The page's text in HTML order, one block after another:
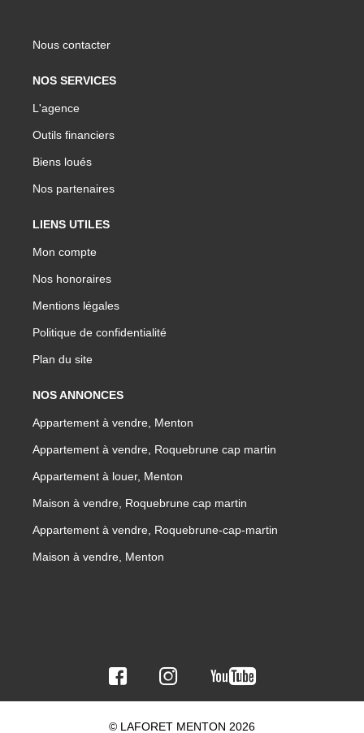
Nous contacter
NOS SERVICES
L'agence
Outils financiers
Biens loués
Nos partenaires
LIENS UTILES
Mon compte
Nos honoraires
Mentions légales
Politique de confidentialité
Plan du site
NOS ANNONCES
Appartement à vendre, Menton
Appartement à vendre, Roquebrune cap martin
Appartement à louer, Menton
Maison à vendre, Roquebrune cap martin
Appartement à vendre, Roquebrune-cap-martin
Maison à vendre, Menton
© LAFORET MENTON 2026